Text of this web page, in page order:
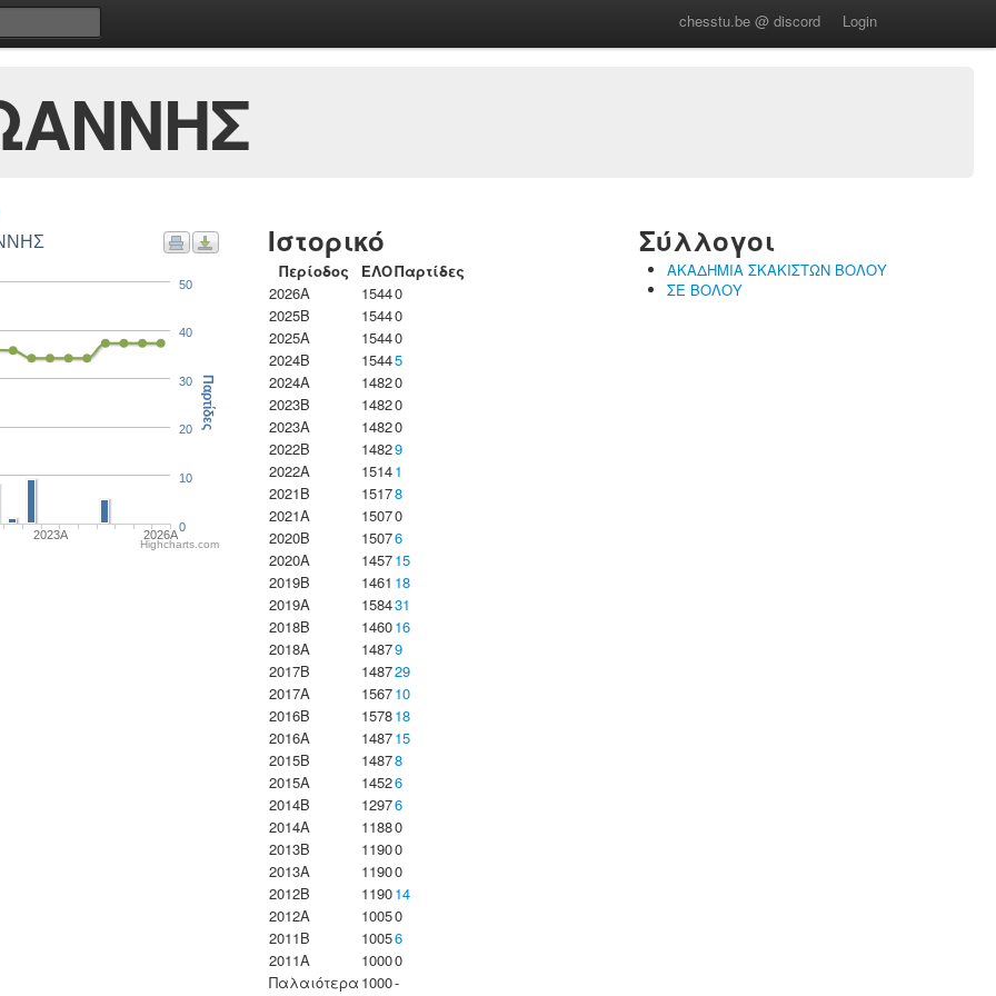
chesstu.be @ discord Login
2023Α 2026A
0
10
20
30
40
50
Παρτίδες
Highcharts.com
Ιστορικό
Περίοδος ΕΛΟΠαρτίδες
2026A
15440
2025B
15440
2025A
15440
2024B
15445
2024A
14820
2023B
14820
2023Α
14820
2022B
14829
2022A
15141
2021B
15178
2021A
15070
2020B
15076
2020A
145715
2019B
1461 18
2019A
158431
2018B
146016
2018A
14879
2017B
148729
2017A
156710
2016B
157818
2016A
148715
2015B
14878
2015A
14526
2014B
12976
2014A
11880
2013B
11900
2013A
11900
2012B
119014
2012A
10050
2011B
10056
2011A
10000
Παλαιότερα 1000-
Σύλλογοι
ΑΚΑΔΗΜΙΑ ΣΚΑΚΙΣΤΩΝ ΒΟΛΟΥ
ΣΕ ΒΟΛΟΥ